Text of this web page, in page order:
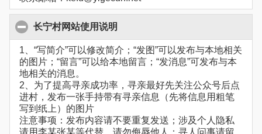
长宁村网站使用说明
1、“写简介”可以修改简介；“发图”可以发布与本地相关
的图片；“留言”可以给本地留言；“发消息”可发布与本
地相关的消息。
2、为了提高寻亲成功率，寻亲最好先关注公众号后点
进村，发布一张手持带有寻亲信息（先将信息用粗笔
写到纸上）的图片
注意事项：发布内容请不要重复发送；涉及个人隐私